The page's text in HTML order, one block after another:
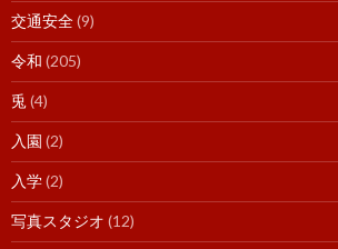
交通安全(9)
令和 (205)
兎 (4)
入園 (2)
入学(2)
写真スタジオ (12)